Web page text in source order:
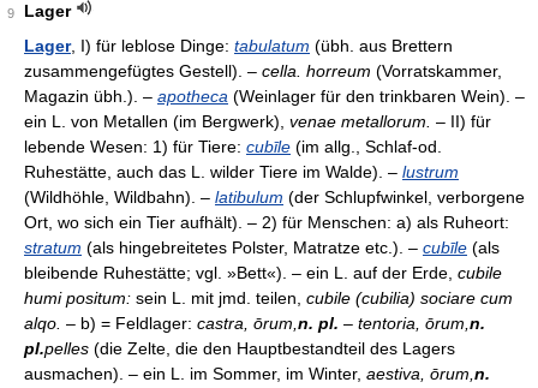
9
Lager
Lager, I) für leblose Dinge: tabulatum (übh. aus Brettern
zusammengefügtes Gestell). – cella. horreum (Vorratskammer,
Magazin übh.). – apotheca (Weinlager für den trinkbaren Wein). –
ein L. von Metallen (im Bergwerk), venae metallorum. – II) für
lebende Wesen: 1) für Tiere: cubīle (im allg., Schlaf-od.
Ruhestätte, auch das L. wilder Tiere im Walde). – lustrum
(Wildhöhle, Wildbahn). – latibulum (der Schlupfwinkel, verborgene
Ort, wo sich ein Tier aufhält). – 2) für Menschen: a) als Ruheort:
stratum (als hingebreitetes Polster, Matratze etc.). – cubīle (als
bleibende Ruhestätte; vgl. »Bett«). – ein L. auf der Erde, cubile
humi positum: sein L. mit jmd. teilen, cubile (cubilia) sociare cum
alqo. – b) = Feldlager: castra, ōrum, n. pl. – tentoria, ōrum, n.
pl.pelles (die Zelte, die den Hauptbestandteil des Lagers
ausmachen). – ein L. im Sommer, im Winter, aestiva, ōrum, n.